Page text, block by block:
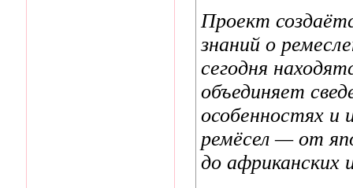
Проект
знаний о
сегодня
объединяет
особенностях и
ремёсел — от
до африканских